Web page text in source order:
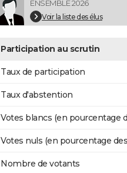
ENSEMBLE 2026
Voir la liste des élus
Participation au scrutin
Taux de participation
Taux d'abstention
Votes blancs (en pourcentage
Votes nuls (en pourcentage
Nombre de votants